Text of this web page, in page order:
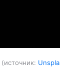
источник: